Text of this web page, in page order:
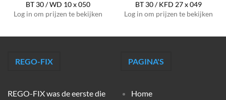
BT 30 / WD 10 x 050
Log in om prijzen te bekijken
BT 30 / KFD 27 x 049
Log in om prijzen te bekijken
REGO-FIX
REGO-FIX was de eerste die
PAGINA'S
Home